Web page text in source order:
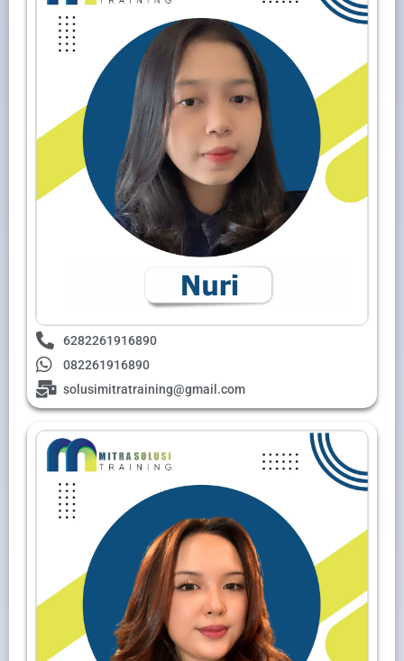
6282261916890
082261916890
solusimitratraining@gmail.com